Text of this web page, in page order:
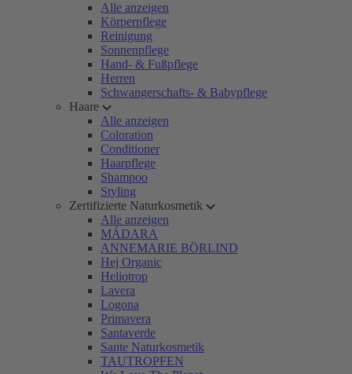
Alle anzeigen
Körperpflege
Reinigung
Sonnenpflege
Hand- & Fußpflege
Herren
Schwangerschafts- & Babypflege
Haare
Alle anzeigen
Coloration
Conditioner
Haarpflege
Shampoo
Styling
Zertifizierte Naturkosmetik
Alle anzeigen
MÁDARA
ANNEMARIE BÖRLIND
Hej Organic
Heliotrop
Lavera
Logona
Primavera
Santaverde
Sante Naturkosmetik
TAUTROPFEN